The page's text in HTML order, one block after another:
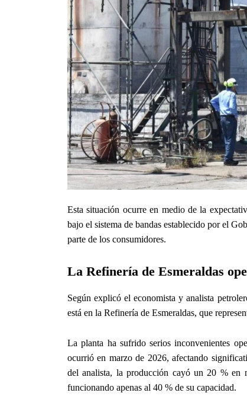
Esta situación ocurre en medio de la
bajo el sistema de bandas establecido por el
parte de los consumidores.
La Refinería de Esmeraldas
Según explicó el economista y analista
está en la Refinería de Esmeraldas, que
La planta ha sufrido serios inconvenientes
ocurrió en marzo de 2026, afectando
del analista, la producción cayó un 20 % en
funcionando apenas al 40 % de su capacidad.